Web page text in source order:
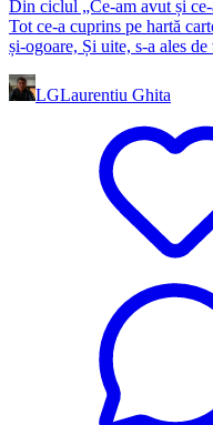
Din ciclul „Ce-am avut și
Tot ce-a cuprins pe hartă
și-ogoare, Și uite, s-a ales
LGLaurentiu Ghita